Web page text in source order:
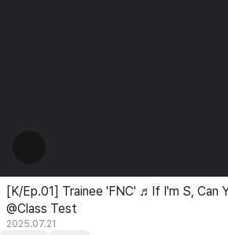
[K/Ep.01] Trainee 'FNC' ♬If I'm S, Can
@Class Test
2025.07.21